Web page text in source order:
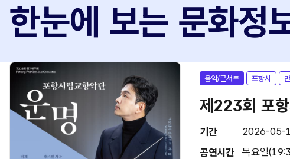
기
한눈에 보는 문화정
음악/콘서트 포항시
제223회 포
기간
2026-05-
공연시간
목요일